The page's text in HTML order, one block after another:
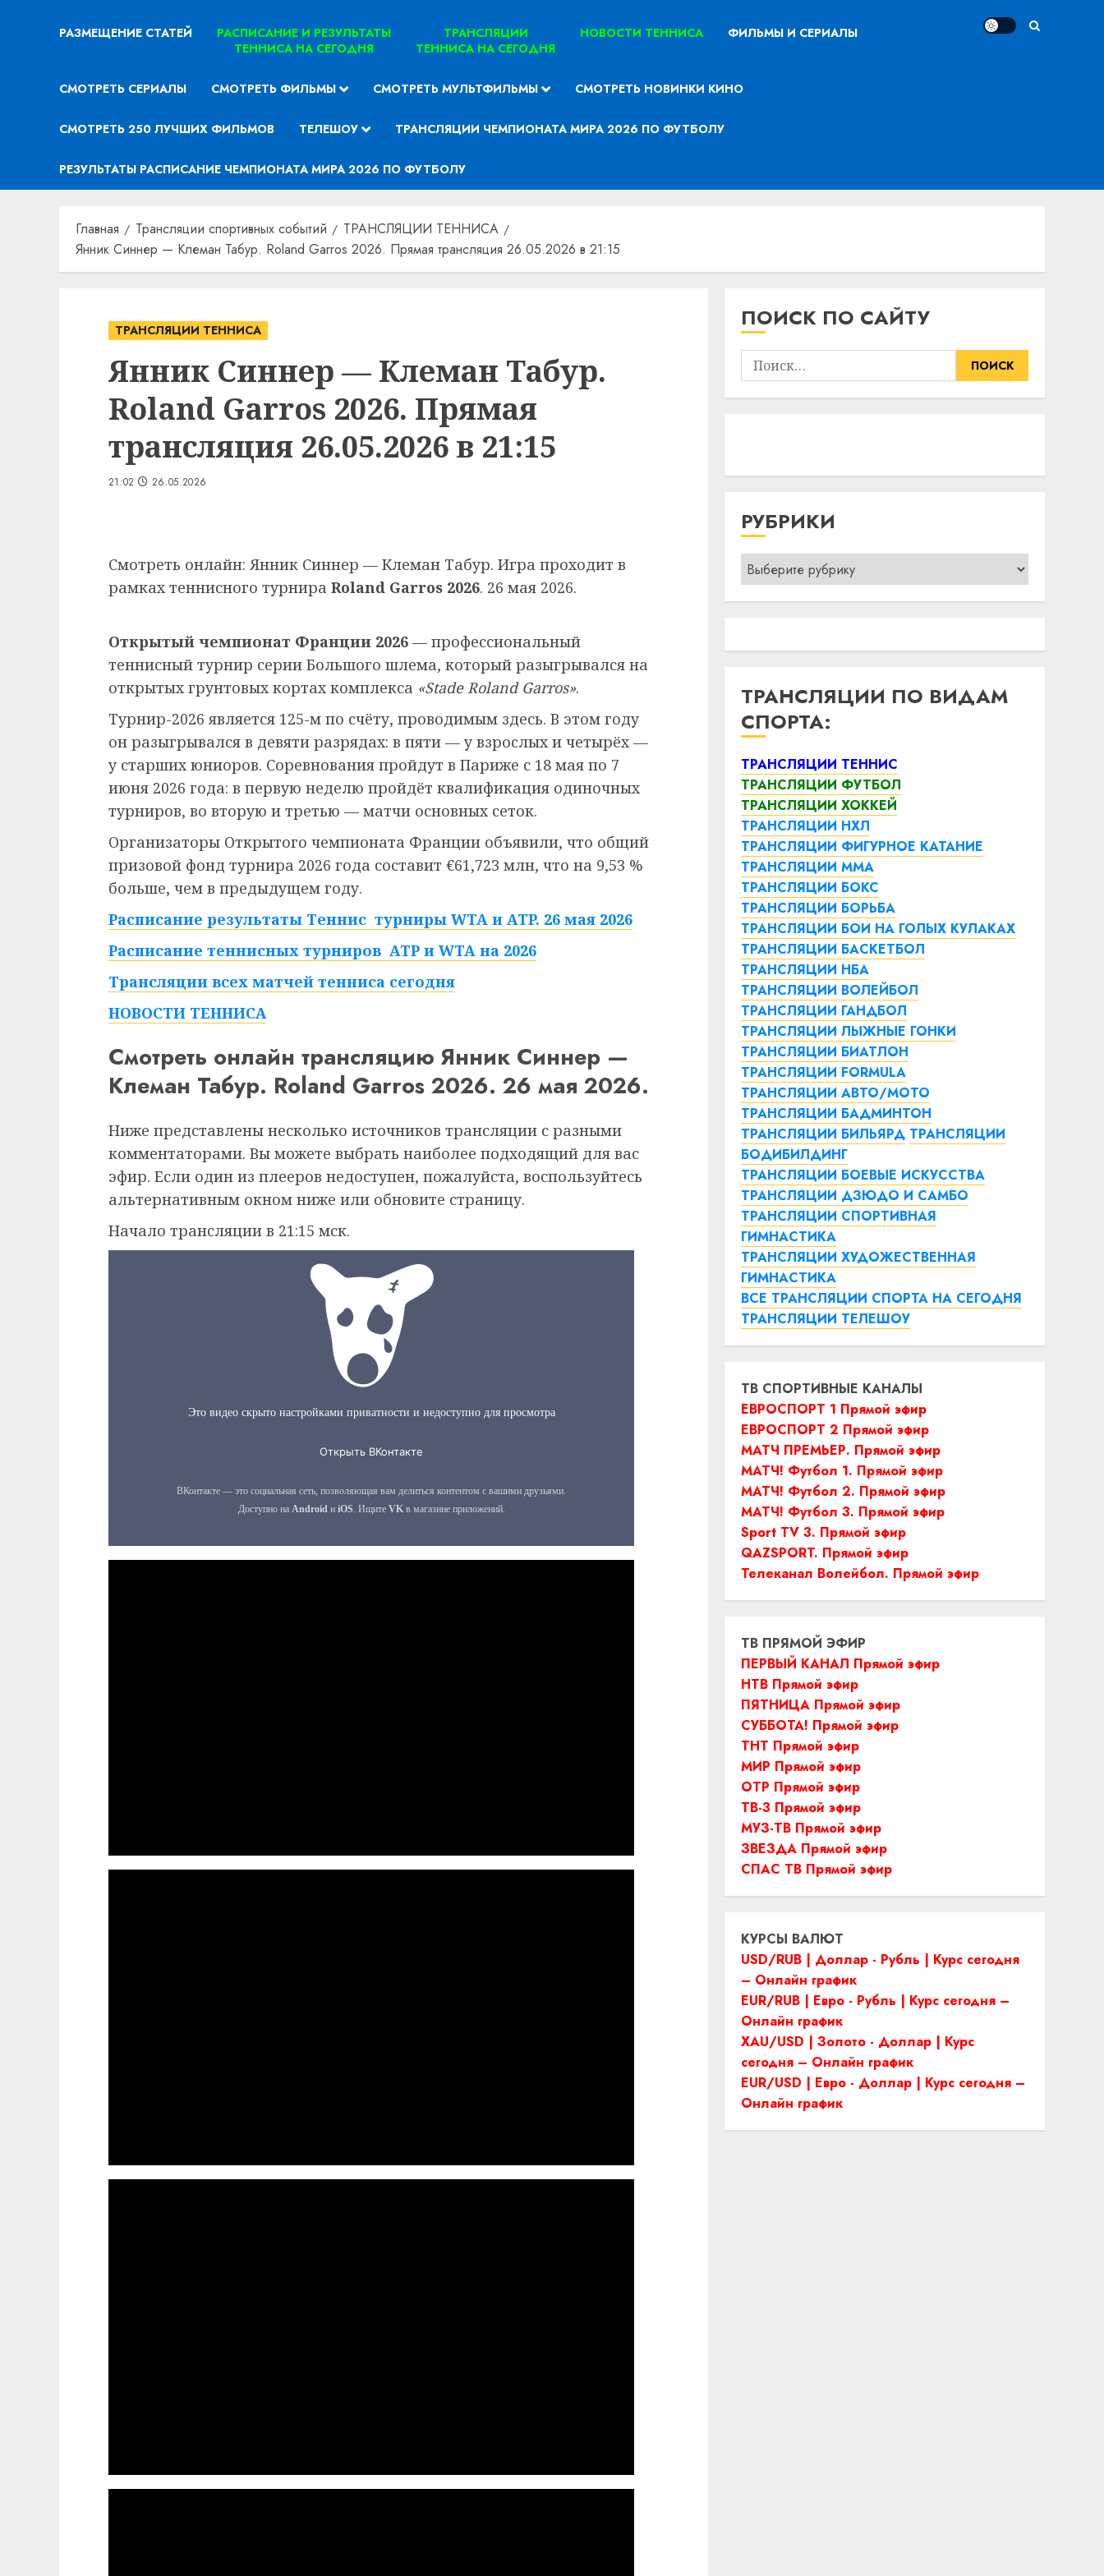
РАЗМЕЩЕНИЕ СТАТЕЙ
РАСПИСАНИЕ И РЕЗУЛЬТАТЫ
ТЕННИСА НА СЕГОДНЯ
ТРАНСЛЯЦИИ
ТЕННИСА НА СЕГОДНЯ
НОВОСТИ ТЕННИСА ФИЛЬМЫ И СЕРИАЛЫ
СМОТРЕТЬ СЕРИАЛЫ СМОТРЕТЬ ФИЛЬМЫ СМОТРЕТЬ МУЛЬТФИЛЬМЫ СМОТРЕТЬ НОВИНКИ КИНО
СМОТРЕТЬ 250 ЛУЧШИХ ФИЛЬМОВ ТЕЛЕШОУ ТРАНСЛЯЦИИ ЧЕМПИОНАТА МИРА 2026 ПО ФУТБОЛУ
РЕЗУЛЬТАТЫ РАСПИСАНИЕ ЧЕМПИОНАТА МИРА 2026 ПО ФУТБОЛУ
Главная Трансляции спортивных событий
ТРАНСЛЯЦИИ ТЕННИСА
Янник Синнер — Клеман Табур. Roland Garros 2026. Прямая трансляция 26.05.2026 в 21:15
ТРАНСЛЯЦИИ ТЕННИСА
Янник Синнер — Клеман Табур.
Roland Garros 2026. Прямая
трансляция 26.05.2026 в 21:15
21:02 26.05.2026
Смотреть онлайн: Янник Синнер — Клеман Табур. Игра проходит в
рамках теннисного турнира Roland Garros 2026. 26 мая 2026.
Открытый чемпионат Франции 2026 — профессиональный
теннисный турнир серии Большого шлема, который разыгрывался на
открытых грунтовых кортах комплекса «Stade Roland Garros».
Турнир-2026 является 125-м по счёту, проводимым здесь. В этом году
он разыгрывался в девяти разрядах: в пяти — у взрослых и четырёх —
у старших юниоров. Соревнования пройдут в Париже с 18 мая по 7
июня 2026 года: в первую неделю пройдёт квалификация одиночных
турниров, во вторую и третью — матчи основных сеток.
Организаторы Открытого чемпионата Франции объявили, что общий
призовой фонд турнира 2026 года составит €61,723 млн, что на 9,53 %
больше, чем в предыдущем году.
Расписание результаты Теннис турниры WTA и ATP. 26 мая 2026
Расписание теннисных турниров ATP и WTA на 2026
Трансляции всех матчей тенниса сегодня
НОВОСТИ ТЕННИСА
Смотреть онлайн трансляцию Янник Синнер —
Клеман Табур. Roland Garros 2026. 26 мая 2026.
Ниже представлены несколько источников трансляции с разными
комментаторами. Вы можете выбрать наиболее подходящий для вас
эфир. Если один из плееров недоступен, пожалуйста, воспользуйтесь
альтернативным окном ниже или обновите страницу.
Начало трансляции в 21:15 мск.
ПОИСК ПО САЙТУ
Найти:
РУБРИКИ
Рубрики
ТРАНСЛЯЦИИ ПО ВИДАМ
СПОРТА:
ТРАНСЛЯЦИИ ТЕННИС
ТРАНСЛЯЦИИ ФУТБОЛ
ТРАНСЛЯЦИИ ХОККЕЙ
ТРАНСЛЯЦИИ НХЛ
ТРАНСЛЯЦИИ ФИГУРНОЕ КАТАНИЕ
ТРАНСЛЯЦИИ ММА
ТРАНСЛЯЦИИ БОКС
ТРАНСЛЯЦИИ БОРЬБА
ТРАНСЛЯЦИИ БОИ НА ГОЛЫХ КУЛАКАХ
ТРАНСЛЯЦИИ БАСКЕТБОЛ
ТРАНСЛЯЦИИ НБА
ТРАНСЛЯЦИИ ВОЛЕЙБОЛ
ТРАНСЛЯЦИИ ГАНДБОЛ
ТРАНСЛЯЦИИ ЛЫЖНЫЕ ГОНКИ
ТРАНСЛЯЦИИ БИАТЛОН
ТРАНСЛЯЦИИ FORMULA
ТРАНСЛЯЦИИ АВТО/МОТО
ТРАНСЛЯЦИИ БАДМИНТОН
ТРАНСЛЯЦИИ БИЛЬЯРД ТРАНСЛЯЦИИ
БОДИБИЛДИНГ
ТРАНСЛЯЦИИ БОЕВЫЕ ИСКУССТВА
ТРАНСЛЯЦИИ ДЗЮДО И САМБО
ТРАНСЛЯЦИИ СПОРТИВНАЯ
ГИМНАСТИКА
ТРАНСЛЯЦИИ ХУДОЖЕСТВЕННАЯ
ГИМНАСТИКА
ВСЕ ТРАНСЛЯЦИИ СПОРТА НА СЕГОДНЯ
ТРАНСЛЯЦИИ ТЕЛЕШОУ
ТВ СПОРТИВНЫЕ КАНАЛЫ
ЕВРОСПОРТ 1 Прямой эфир
ЕВРОСПОРТ 2 Прямой эфир
МАТЧ ПРЕМЬЕР. Прямой эфир
МАТЧ! Футбол 1. Прямой эфир
МАТЧ! Футбол 2. Прямой эфир
МАТЧ! Футбол 3. Прямой эфир
Sport TV 3. Прямой эфир
QAZSPORT. Прямой эфир
Телеканал Волейбол. Прямой эфир
ТВ ПРЯМОЙ ЭФИР
ПЕРВЫЙ КАНАЛ Прямой эфир
НТВ Прямой эфир
ПЯТНИЦА Прямой эфир
СУББОТА! Прямой эфир
ТНТ Прямой эфир
МИР Прямой эфир
ОТР Прямой эфир
ТВ-3 Прямой эфир
МУЗ-ТВ Прямой эфир
ЗВЕЗДА Прямой эфир
СПАС ТВ Прямой эфир
КУРСЫ ВАЛЮТ
USD/RUB | Доллар - Рубль | Курс сегодня
– Онлайн график
EUR/RUB | Евро - Рубль | Курс сегодня –
Онлайн график
XAU/USD | Золото - Доллар | Курс
сегодня – Онлайн график
EUR/USD | Евро - Доллар | Курс сегодня –
Онлайн график